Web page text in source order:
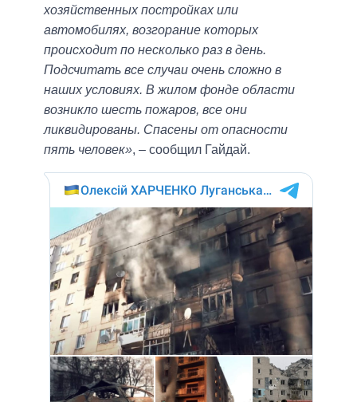
хозяйственных постройках или
автомобилях, возгорание которых
происходит по несколько раз в день.
Подсчитать все случаи очень сложно в
наших условиях. В жилом фонде области
возникло шесть пожаров, все они
ликвидированы. Спасены от опасности
пять человек», – сообщил Гайдай.